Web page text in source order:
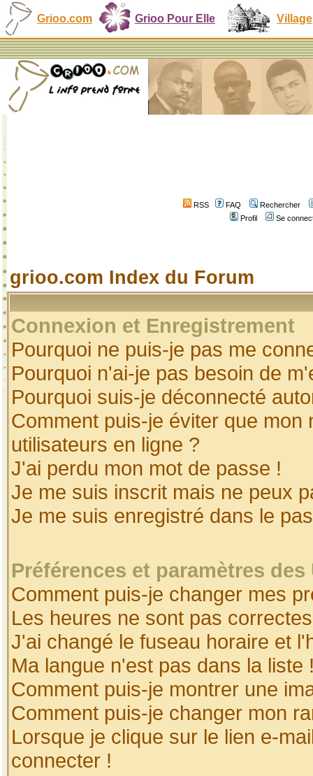
Grioo.com Grioo Pour Elle Village
RSS FAQ
Rechercher
Profil
Se
grioo.com Index du Forum
Connexion et Enregistrement
Pourquoi ne puis-je pas me
Pourquoi n'ai-je pas besoin de
Pourquoi suis-je déconnecté
Comment puis-je éviter que
utilisateurs en ligne ?
J'ai perdu mon mot de passe !
Je me suis inscrit mais ne peux
Je me suis enregistré dans le
Préférences et paramètres
Comment puis-je changer mes
Les heures ne sont pas
J'ai changé le fuseau horaire et
Ma langue n'est pas dans la liste
Comment puis-je montrer une
Comment puis-je changer mon
Lorsque je clique sur le lien e-
connecter !